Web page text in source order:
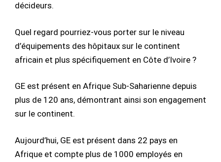
décideurs.
Quel regard pourriez-vous porter sur le niveau
d’équipements des hôpitaux sur le continent
africain et plus spécifiquement en Côte d’Ivoire ?
GE est présent en Afrique Sub-Saharienne depuis
plus de 120 ans, démontrant ainsi son engagement
sur le continent.
Aujourd’hui, GE est présent dans 22 pays en
Afrique et compte plus de 1000 employés en